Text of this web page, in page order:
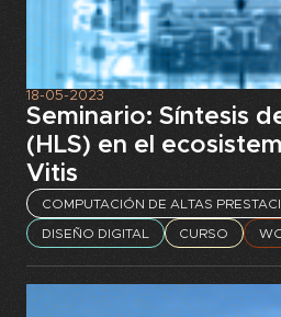
18-05-2023
Seminario: Síntesis
(HLS) en el
Vitis
COMPUTACIÓN DE ALTAS
DISEÑO DIGITAL CURSO